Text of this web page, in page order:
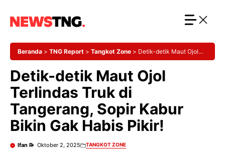
Beranda > TNG Report > Tangkot Zone > Detik-detik Maut Ojol
Detik-detik Maut Ojol
Terlindas Truk di
Tangerang, Sopir Kabur
Bikin Gak Habis Pikir!
Ifan R Oktober 2, 2025 TANGKOT ZONE